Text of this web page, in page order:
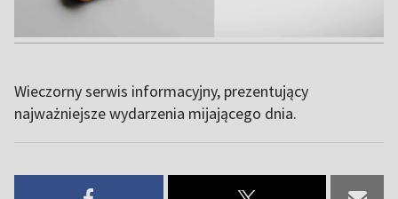
Wieczorny serwis informacyjny, prezentujący
najważniejsze wydarzenia mijającego dnia.